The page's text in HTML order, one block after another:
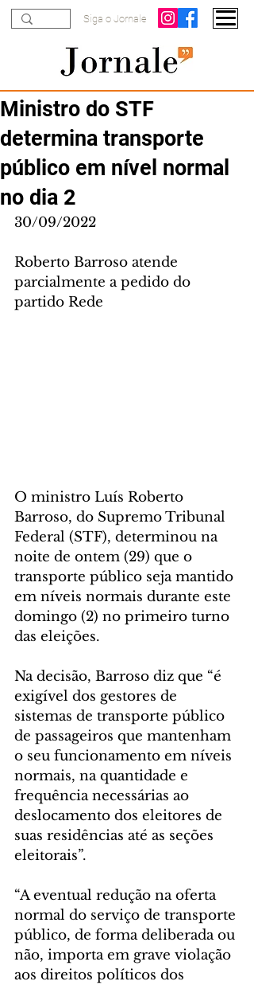
Siga o Jornale
Ministro do STF
determina transporte
público em nível normal
no dia 2
30/09/2022
Roberto Barroso atende
parcialmente a pedido do
partido Rede
O ministro Luís Roberto
Barroso, do Supremo Tribunal
Federal (STF), determinou na
noite de ontem (29) que o
transporte público seja mantido
em níveis normais durante este
domingo (2) no primeiro turno
das eleições.
Na decisão, Barroso diz que “é
exigível dos gestores de
sistemas de transporte público
de passageiros que mantenham
o seu funcionamento em níveis
normais, na quantidade e
frequência necessárias ao
deslocamento dos eleitores de
suas residências até as seções
eleitorais”.
“A eventual redução na oferta
normal do serviço de transporte
público, de forma deliberada ou
não, importa em grave violação
aos direitos políticos dos